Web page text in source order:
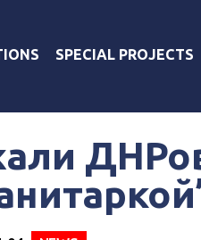
SPECIAL PROJECTS